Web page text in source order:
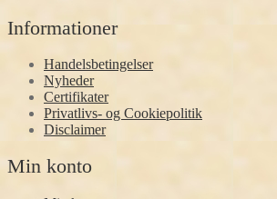
Informationer
Handelsbetingelser
Nyheder
Certifikater
Privatlivs- og Cookiepolitik
Disclaimer
Min konto